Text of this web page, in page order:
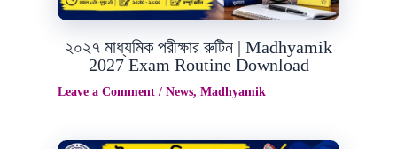
২০২৭ মাধ্যমিক পরীক্ষার রুটিন | Madhyamik
2027 Exam Routine Download
Leave a Comment / News, Madhyamik